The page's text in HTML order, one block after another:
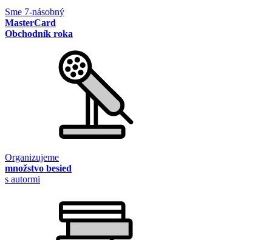
Sme 7-násobný
MasterCard
Obchodník roka
Organizujeme
množstvo besied
s autormi